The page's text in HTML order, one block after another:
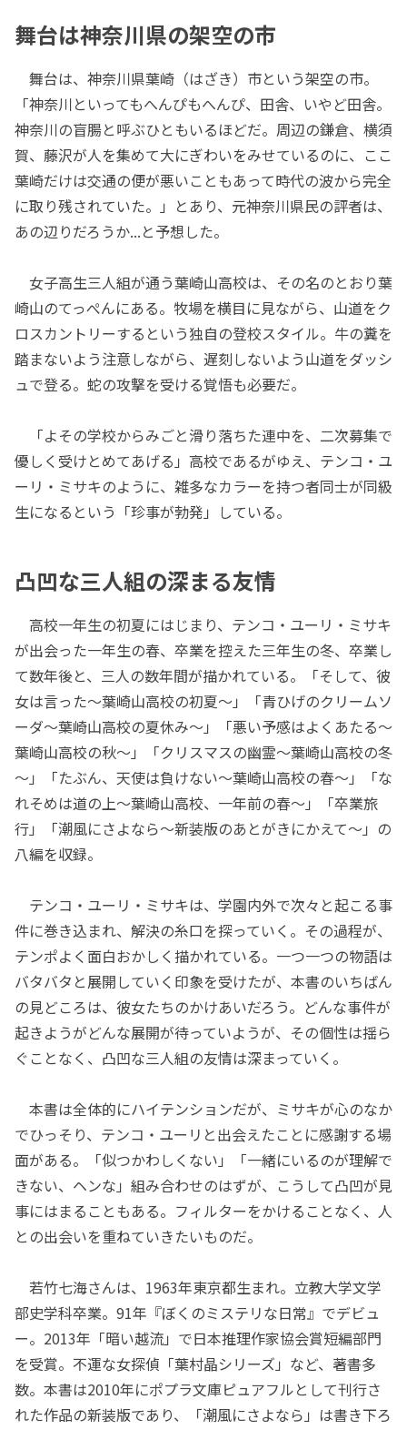
舞台は神奈川県の架空の市
舞台は、神奈川県葉崎（はざき）市という架空の市。
「神奈川といってもへんぴもへんぴ、田舎、いやど田舎。
神奈川の盲腸と呼ぶひともいるほどだ。周辺の鎌倉、横須
賀、藤沢が人を集めて大にぎわいをみせているのに、ここ
葉崎だけは交通の便が悪いこともあって時代の波から完全
に取り残されていた。」とあり、元神奈川県民の評者は、
あの辺りだろうか...と予想した。
女子高生三人組が通う葉崎山高校は、その名のとおり葉
崎山のてっぺんにある。牧場を横目に見ながら、山道をク
ロスカントリーするという独自の登校スタイル。牛の糞を
踏まないよう注意しながら、遅刻しないよう山道をダッシ
ュで登る。蛇の攻撃を受ける覚悟も必要だ。
「よその学校からみごと滑り落ちた連中を、二次募集で
優しく受けとめてあげる」高校であるがゆえ、テンコ・ユ
ーリ・ミサキのように、雑多なカラーを持つ者同士が同級
生になるという「珍事が勃発」している。
凸凹な三人組の深まる友情
高校一年生の初夏にはじまり、テンコ・ユーリ・ミサキ
が出会った一年生の春、卒業を控えた三年生の冬、卒業し
て数年後と、三人の数年間が描かれている。「そして、彼
女は言った～葉崎山高校の初夏～」「青ひげのクリームソ
ーダ～葉崎山高校の夏休み～」「悪い予感はよくあたる～
葉崎山高校の秋～」「クリスマスの幽霊～葉崎山高校の冬
～」「たぶん、天使は負けない～葉崎山高校の春～」「な
れそめは道の上～葉崎山高校、一年前の春～」「卒業旅
行」「潮風にさよなら～新装版のあとがきにかえて～」の
八編を収録。
テンコ・ユーリ・ミサキは、学園内外で次々と起こる事
件に巻き込まれ、解決の糸口を探っていく。その過程が、
テンポよく面白おかしく描かれている。一つ一つの物語は
バタバタと展開していく印象を受けたが、本書のいちばん
の見どころは、彼女たちのかけあいだろう。どんな事件が
起きようがどんな展開が待っていようが、その個性は揺ら
ぐことなく、凸凹な三人組の友情は深まっていく。
本書は全体的にハイテンションだが、ミサキが心のなか
でひっそり、テンコ・ユーリと出会えたことに感謝する場
面がある。「似つかわしくない」「一緒にいるのが理解で
きない、ヘンな」組み合わせのはずが、こうして凸凹が見
事にはまることもある。フィルターをかけることなく、人
との出会いを重ねていきたいものだ。
若竹七海さんは、1963年東京都生まれ。立教大学文学
部史学科卒業。91年『ぼくのミステリな日常』でデビュ
ー。2013年「暗い越流」で日本推理作家協会賞短編部門
を受賞。不運な女探偵「葉村晶シリーズ」など、著書多
数。本書は2010年にポプラ文庫ピュアフルとして刊行さ
れた作品の新装版であり、「潮風にさよなら」は書き下ろ